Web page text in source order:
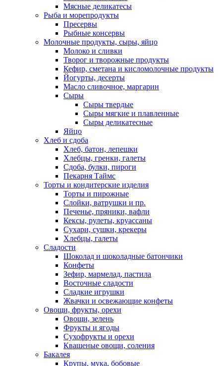
Мясные деликатесы
Рыба и морепродукты
Пресервы
Рыбные консервы
Молочные продукты, сыры, яйцо
Молоко и сливки
Творог и творожные продукты
Кефир, сметана и кисломолочные продукты
Йогурты, десерты
Масло сливочное, маргарин
Сыры
Сыры твердые
Сыры мягкие и плавленные
Сыры деликатесные
Яйцо
Хлеб и сдоба
Хлеб, батон, лепешки
Хлебцы, гренки, галеты
Сдоба, булки, пироги
Пекарня Таймс
Торты и кондитерские изделия
Торты и пирожные
Слойки, ватрушки и пр.
Печенье, пряники, вафли
Кексы, рулеты, круассаны
Сухари, сушки, крекеры
Хлебцы, галеты
Сладости
Шоколад и шоколадные батончики
Конфеты
Зефир, мармелад, пастила
Восточные сладости
Сладкие игрушки
Жвачки и освежающие конфеты
Овощи, фрукты, орехи
Овощи, зелень
Фрукты и ягоды
Сухофрукты и орехи
Квашеные овощи, соления
Бакалея
Крупы, мука, бобовые